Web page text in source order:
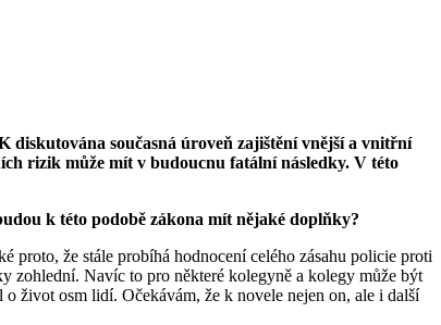
diskutována současná úroveň zajištění vnější a vnitřní
rizik může mít v budoucnu fatální následky. V této
k této podobě zákona mít nějaké doplňky?
proto, že stále probíhá hodnocení celého zásahu policie proti
zohlední. Navíc to pro některé kolegyně a kolegy může být
život osm lidí. Očekávám, že k novele nejen on, ale i další